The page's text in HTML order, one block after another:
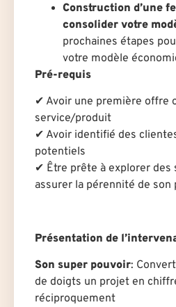
Construction d’une
consolider votre
prochaines étapes
votre modèle
Pré-requis
✔ Avoir une première offre
service/produit
✔ Avoir identifié des
potentiels
✔ Être prêt·e à explorer
assurer la pérennité de son
Présentation de
Son super pouvoir:
de doigts un projet en
réciproquement